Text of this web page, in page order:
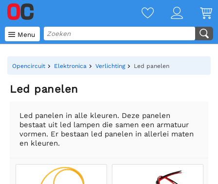
 Menu
Opencircuit Elektronica Verlichting Led panelen
Led panelen
Led panelen in alle kleuren. Deze panelen
bestaat uit led lampen die samen een armatuur
vormen. Er bestaan led panelen in allerlei maten
en kleuren.